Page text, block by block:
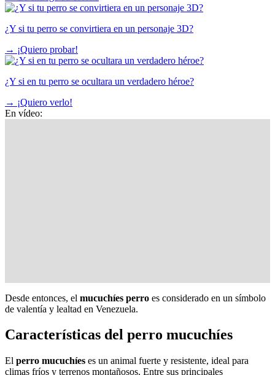
¿Y si tu perro se convirtiera en un personaje 3D?
→ ¡Quiero probar!
¿Y si en tu perro se ocultara un verdadero héroe?
→ ¡Quiero verlo!
En vídeo:
Desde entonces, el mucuchíes perro es considerado en un símbolo
de valentía y lealtad en Venezuela.
Características del perro mucuchíes
El perro mucuchíes es un animal fuerte y resistente, ideal para
climas fríos y terrenos montañosos. Entre sus principales